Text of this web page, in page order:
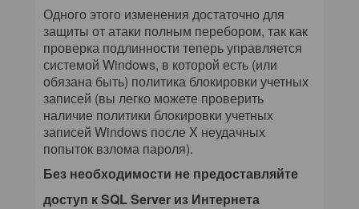
Одного этого изменения достаточно для
защиты от атаки полным перебором, так как
проверка подлинности теперь управляется
системой Windows, в которой есть (или
обязана быть) политика блокировки учетных
записей (вы легко можете проверить
наличие политики блокировки учетных
записей Windows после X неудачных
попыток взлома пароля).
Без необходимости не предоставляйте
доступ к SQL Server из Интернета